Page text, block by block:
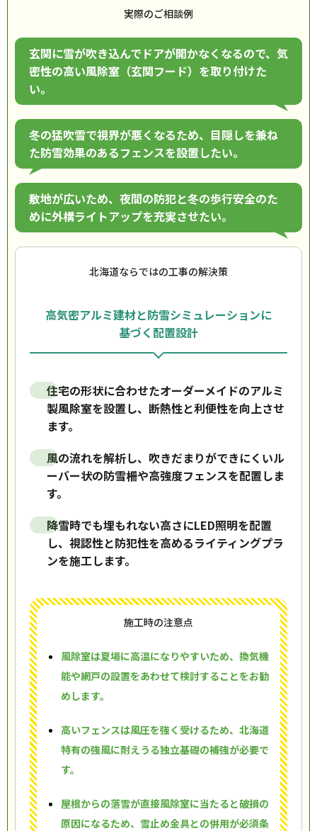
実際のご相談例
玄関に雪が吹き込んでドアが開かなくなるので、気
密性の高い風除室（玄関フード）を取り付けた
い。
冬の猛吹雪で視界が悪くなるため、目隠しを兼ね
た防雪効果のあるフェンスを設置したい。
敷地が広いため、夜間の防犯と冬の歩行安全のた
めに外構ライトアップを充実させたい。
北海道ならではの工事の解決策
高気密アルミ建材と防雪シミュレーションに
基づく配置設計
住宅の形状に合わせたオーダーメイドのアルミ
製風除室を設置し、断熱性と利便性を向上させ
ます。
風の流れを解析し、吹きだまりができにくいル
ーバー状の防雪柵や高強度フェンスを配置しま
す。
降雪時でも埋もれない高さにLED照明を配置
し、視認性と防犯性を高めるライティングプラ
ンを施工します。
施工時の注意点
風除室は夏場に高温になりやすいため、換気機
能や網戸の設置をあわせて検討することをお勧
めします。
高いフェンスは風圧を強く受けるため、北海道
特有の強風に耐えうる独立基礎の補強が必要で
す。
屋根からの落雪が直接風除室に当たると破損の
原因になるため、雪止め金具との併用が必須条